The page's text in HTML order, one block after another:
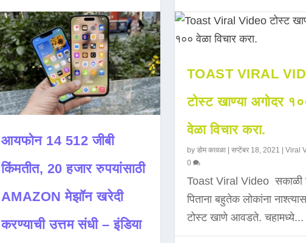
आयफोन 14 512 जीबी
किंमतीत, 20 हजार रुपयांसाठी
AMAZON मेझॉन खरेदी
करण्याची उत्तम संधी – इंडिया
TOAST VIRAL
टोस्ट खाण्या अगोदर
वेळा विचार करा.
by डोम कावळा| सप्टेंबर 18, 2021 Viral
0
Toast Viral Video सकाळी
पिताना बहुतेक लोकांना
टोस्ट खाणे आवडते. चहामध्ये...